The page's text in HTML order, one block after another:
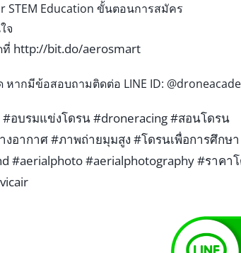
STEM Education ขั้นตอนการสมัคร
จ
ที่ http://bit.do/aerosmart
หากมีข้อสอบถามติดต่อ LINE ID:
#อบรมแข่งโดรน#droneracing#สอนโดรน
งอากาศ#ภาพถ่ายมุมสูง #โดรนเพื่อการศึกษา
#aerialphoto#aerialphotography#ราคา